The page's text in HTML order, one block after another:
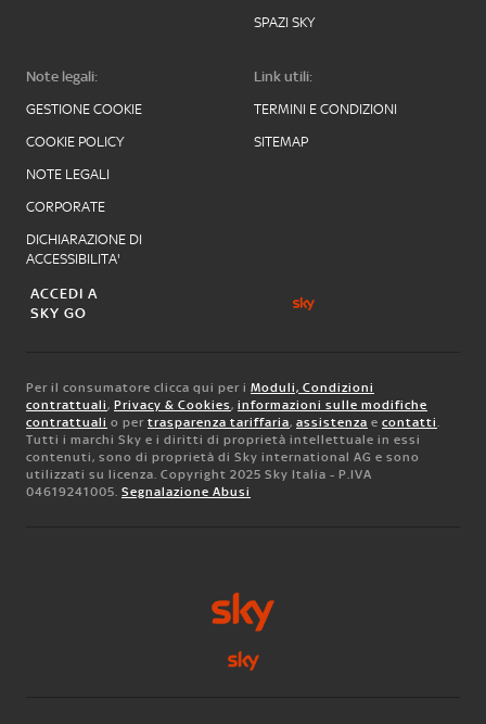
SPAZI SKY
Note legali:
GESTIONE COOKIE
COOKIE POLICY
NOTE LEGALI
CORPORATE
DICHIARAZIONE DI
ACCESSIBILITA'
Link utili:
TERMINI E CONDIZIONI
SITEMAP
ACCEDI A
SKY GO
Per il consumatore clicca qui per i Moduli, Condizioni
contrattuali , Privacy & Cookies, informazioni sulle modifiche
contrattuali o per trasparenza tariffaria, assistenza e contatti
Tutti i marchi Sky e i diritti di proprietà intellettuale in essi
contenuti, sono di proprietà di Sky international AG e sono
utilizzati su licenza. Copyright 2025 Sky Italia - P.IVA
04619241005. Segnalazione Abusi